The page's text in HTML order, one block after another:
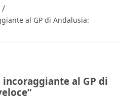
/
al GP di Andalusia:
al GP di